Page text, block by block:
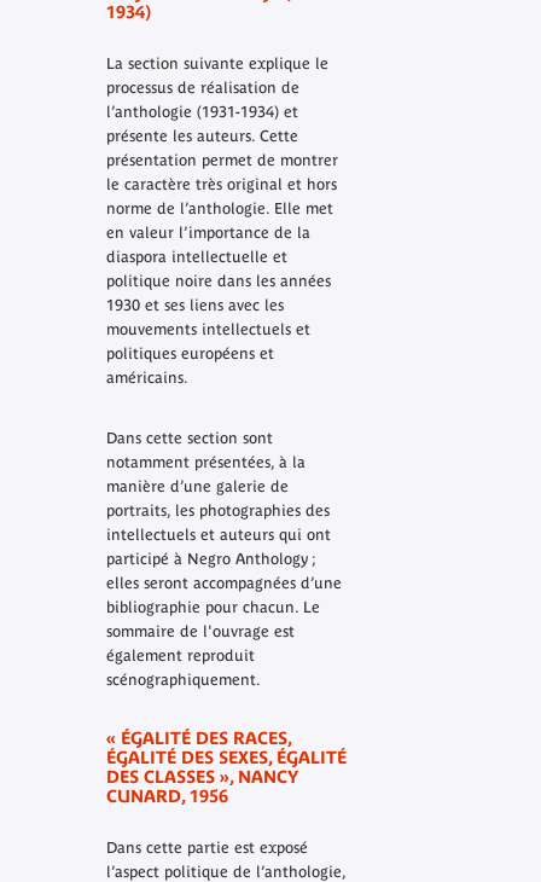
1934)
La section suivante explique le
processus de réalisation de
l’anthologie (1931-1934) et
présente les auteurs. Cette
présentation permet de montrer
le caractère très original et hors
norme de l’anthologie. Elle met
en valeur l’importance de la
diaspora intellectuelle et
politique noire dans les années
1930 et ses liens avec les
mouvements intellectuels et
politiques européens et
américains.
Dans cette section sont
notamment présentées, à la
manière d’une galerie de
portraits, les photographies des
intellectuels et auteurs qui ont
participé à Negro Anthology ;
elles seront accompagnées d’une
bibliographie pour chacun. Le
sommaire de l'ouvrage est
également reproduit
scénographiquement.
« ÉGALITÉ DES RACES,
ÉGALITÉ DES SEXES, ÉGALITÉ
DES CLASSES », NANCY
CUNARD, 1956
Dans cette partie est exposé
l’aspect politique de l’anthologie,